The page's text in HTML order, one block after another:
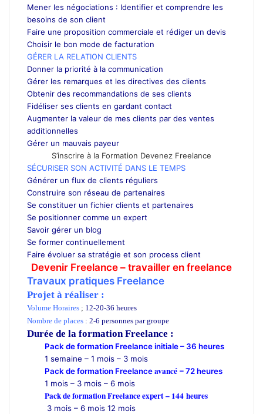
Mener les négociations : Identifier et comprendre les
besoins de son client
Faire une proposition commerciale et rédiger un devis
Choisir le bon mode de facturation
GÉRER LA RELATION CLIENTS
Donner la priorité à la communication
Gérer les remarques et les directives des clients
Obtenir des recommandations de ses clients
Fidéliser ses clients en gardant contact
Augmenter la valeur de mes clients par des ventes
additionnelles
Gérer un mauvais payeur
S’inscrire à la Formation Devenez Freelance
SÉCURISER SON ACTIVITÉ DANS LE TEMPS
Générer un flux de clients réguliers
Construire son réseau de partenaires
Se constituer un fichier clients et partenaires
Se positionner comme un expert
Savoir gérer un blog
Se former continuellement
Faire évoluer sa stratégie et son process client
Devenir Freelance – travailler en freelance
Travaux pratiques Freelance
Projet à réaliser :
Volume Horaires ; 12-20-36 heures
Nombre de places : 2-6 personnes par groupe
Durée de la formation Freelance :
Pack de formation Freelance initiale – 36 heures
1 semaine – 1 mois – 3 mois
Pack de formation Freelanceavancé – 72 heures
1 mois – 3 mois – 6 mois
Pack de formation Freelance expert – 144 heures
3 mois – 6 mois 12 mois